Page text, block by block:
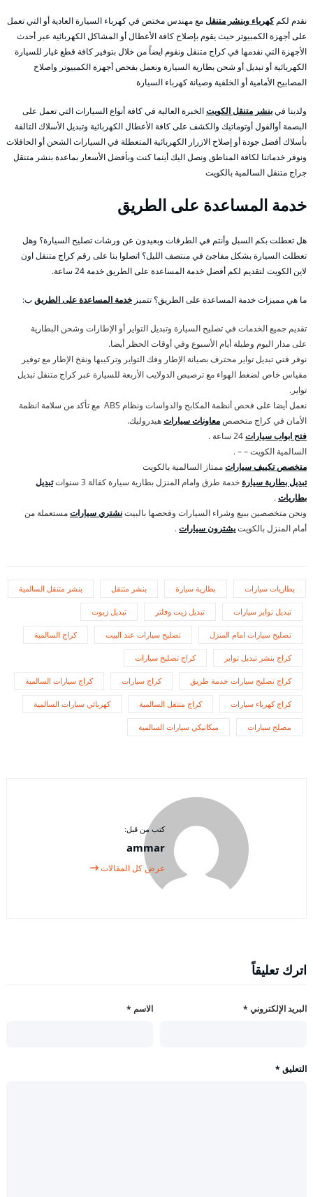
نقدم لكمكهرباء وبنشر متنقلمع مهندس مختص في كهرباء السيارة العادية أو التي تعمل
على أجهزة الكمبيوتر حيث يقوم بإصلاح كافة الأعطال أو المشاكل الكهربائية عبر أحدث
الأجهزة التي نقدمها في كراج متنقل ونقوم ايضاً من خلال بتوفير كافة قطع غيار للسيارة
الكهربائية أو تبديل أو شحن بطارية السيارة ونعمل بفحص أجهزة الكمبيوتر واصلاح
المصابيح الأمامية أو الخلفية وصيانة كهرباء السيارة
ولدينا فيبنشر متنقل الكويتالخبرة العالية في كافة أنواع السيارات التي تعمل على
البصمة أوالفول أوتوماتيك والكشف على كافة الأعطال الكهربائية وتبديل الأسلاك التالفة
بأسلاك أفضل جودة أو إصلاح الازرار الكهربائية المتعطلة في السيارات الشحن أو الحافلات
ونوفر خدماتنا لكافة المناطق ونصل اليك أينما كنت وبأفضل الأسعار بماعدة بنشر متنقل
جراج متنقل السالمية بالكويت
خدمة المساعدة على الطريق
هل تعطلت بكم السبل وأنتم في الطرقات وبعيدون عن ورشات تصليح السيارة؟ وهل
تعطلت السيارة بشكل مفاجئ في منتصف الليل؟ اتصلوا بنا على رقم كراج متنقل اون
لاين الكويت لتقديم لكم أفضل خدمة المساعدة على الطريق خدمة 24 ساعة.
ما هي مميزات خدمة المساعدة على الطريق؟ تتميز خدمة المساعدة على الطريقب:
تقديم جميع الخدمات في تصليح السيارة وتبديل التواير أو الإطارات وشحن البطارية
على مدار اليوم وطيلة أيام الأسبوع وفي أوقات الحظر أيضا.
نوفر فني تبديل تواير محترف بصيانة الإطار وفك التواير وتركيبها ونفخ الإطار مع توفير
مقياس خاص لضغط الهواء مع ترصيص الدولايب الأربعة للسيارة عبر كراج متنقل تبديل
تواير.
نعمل أيضا على فحص أنظمة المكابح والدواسات ونظام ABS مع تأكد من سلامة انظمة
الأمان في كراج متخصصمعاونات سياراتهيدروليك.
فتح ابواب سيارات
السالمية الكويت – – .
متخصص تكييف سياراتممتاز السالمية بالكويت
تبديل بطارية سيارةخدمة طرق وامام المنزل بطارية سيارة كفالة 3 سنوات
تبديل
بطاريات.
ونحن متخصصين ببيع وشراء السيارات وفحصها بالبيتنشتري سياراتمستعملة من
أمام المنزل بالكويتيشترون سيارات.
بطاريات سيارات بطارية سيارة بنشر متنقل بنشر متنقل السالمية
تبديل تواير سيارات تبديل زيت وفلتر تبديل زيوت
تصليح سيارات امام المنزل تصليح سيارات عند البيت كراج السالمية
كراج بنشر تبديل تواير كراج تصليح سيارات
كراج تصليح سيارات خدمة طريق كراج سيارات كراج سيارات السالمية
كراج كهرباء سيارات كراج متنقل السالمية كهربائي سيارات السالمية
مصلح سيارات ميكانيكي سيارات السالمية
كتب من قبل:
ammar
عرض كل المقالات
اترك تعليقاً
الاسم * البريد الإلكتروني *
التعليق *